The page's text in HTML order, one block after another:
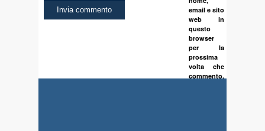
email e sito
web in
questo
browser
per la
prossima
volta che
commento.